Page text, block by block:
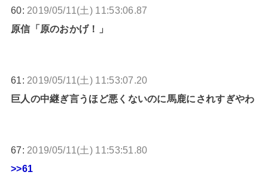
60: 2019/05/11(土) 11:53:06.87
原信「原のおかげ！」
61: 2019/05/11(土) 11:53:07.20
巨人の中継ぎ言うほど悪くないのに馬鹿にされすぎやわ
67: 2019/05/11(土) 11:53:51.80
>>61